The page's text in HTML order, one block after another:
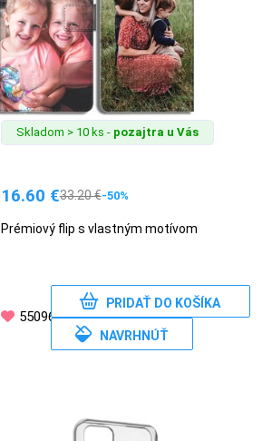
Skladom > 10 ks - pozajtra u Vás
16.60 €33.20€-50%
Prémiový flip s vlastným motívom
55096
PRIDAŤ DO KOŠÍKA
NAVRHNÚŤ